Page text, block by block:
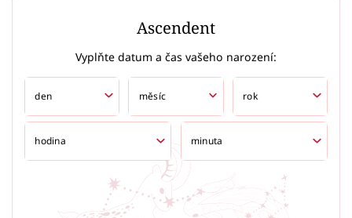
Ascendent
Vyplňte datum a čas vašeho narození: